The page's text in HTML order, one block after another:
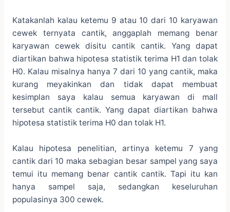
Katakanlah kalau ketemu 9 atau 10 dari 10 karyawan
cewek ternyata cantik, anggaplah memang benar
karyawan cewek disitu cantik cantik. Yang dapat
diartikan bahwa hipotesa statistik terima H1 dan tolak
H0. Kalau misalnya hanya 7 dari 10 yang cantik, maka
kurang meyakinkan dan tidak dapat membuat
kesimplan saya kalau semua karyawan di mall
tersebut cantik cantik. Yang dapat diartikan bahwa
hipotesa statistik terima H0 dan tolak H1.
Kalau hipotesa penelitian, artinya ketemu 7 yang
cantik dari 10 maka sebagian besar sampel yang saya
temui itu memang benar cantik cantik. Tapi itu kan
hanya sampel saja, sedangkan keseluruhan
populasinya 300 cewek.